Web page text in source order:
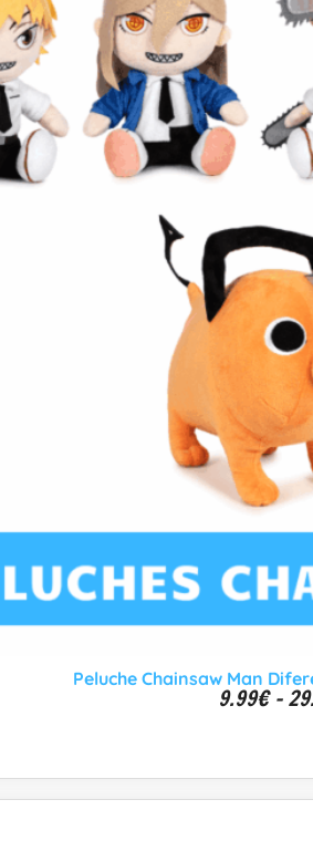
Peluche Chainsaw Man
9.99€ -